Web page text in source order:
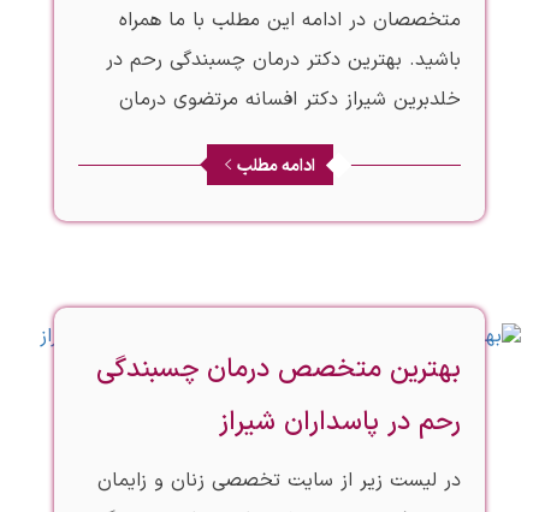
متخصصان در ادامه این مطلب با ما همراه
باشید. بهترین دکتر درمان چسبندگی رحم در
خلدبرین شیراز دکتر افسانه مرتضوی درمان
ادامه مطلب
بهترین متخصص درمان چسبندگی
رحم در پاسداران شیراز
در لیست زیر از سایت تخصصی زنان و زایمان